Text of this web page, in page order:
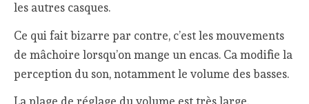
les autres casques.
Ce qui fait bizarre par contre, c’est les mouvements
de mâchoire lorsqu’on mange un encas. Ca modifie la
perception du son, notamment le volume des basses.